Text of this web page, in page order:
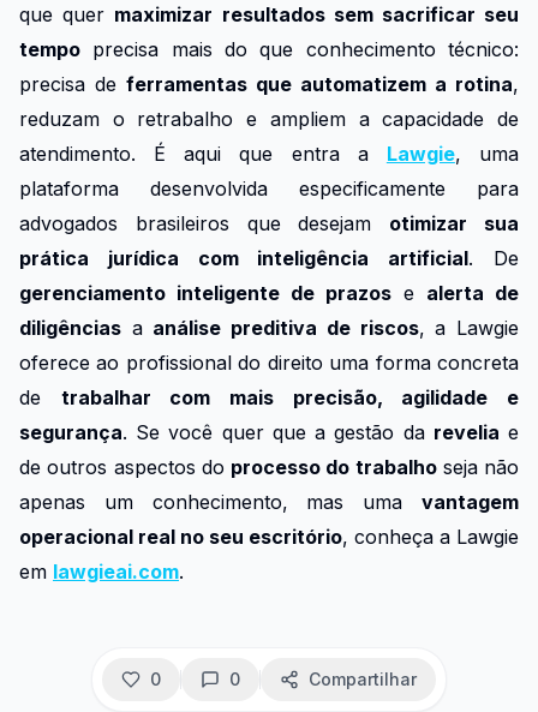
que quer maximizar resultados sem sacrificar seu
tempo precisa mais do que conhecimento técnico:
precisa de ferramentas que automatizem a rotina,
reduzam o retrabalho e ampliem a capacidade de
atendimento. É aqui que entra a Lawgie, uma
plataforma desenvolvida especificamente para
advogados brasileiros que desejam otimizar sua
prática jurídica com inteligência artificial. De
gerenciamento inteligente de prazos e alerta de
diligências a análise preditiva de riscos, a Lawgie
oferece ao profissional do direito uma forma concreta
de trabalhar com mais precisão, agilidade e
segurança. Se você quer que a gestão da revelia e
de outros aspectos do processo do trabalhoseja não
apenas um conhecimento, mas uma vantagem
operacional real no seu escritório, conheça a Lawgie
em lawgieai.com.
0 0 Compartilhar